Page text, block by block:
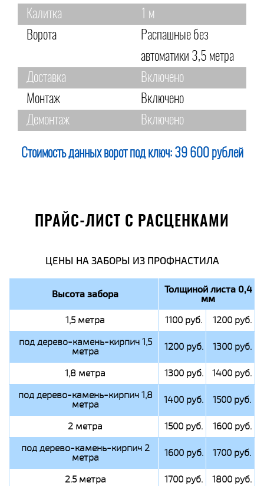
Калитка
1 м
Ворота
Распашные без
автоматики 3,5 метра
Доставка
Включено
Монтаж
Включено
Демонтаж
Включено
Стоимость данных ворот под ключ: 39 600 рублей
ПРАЙС-ЛИСТ С РАСЦЕНКАМИ
ЦЕНЫ НА ЗАБОРЫ ИЗ ПРОФНАСТИЛА
Высота забора Толщиной листа 0,4
мм
1,5 метра 1100 руб.
1200 руб.
под дерево-камень-кирпич 1,5
метра 1200 руб. 1300 руб.
1,8 метра 1300 руб.
1400 руб.
под дерево-камень-кирпич 1,8
метра 1400 руб. 1500 руб.
2 метра 1500 руб.
1600 руб.
под дерево-камень-кирпич 2
метра 1600 руб. 1700 руб.
2.5 метра 1700 руб.
1800 руб.